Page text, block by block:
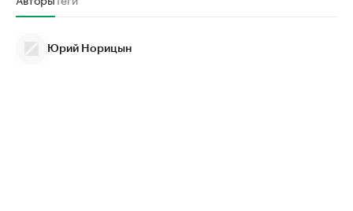
Юрий Норицын